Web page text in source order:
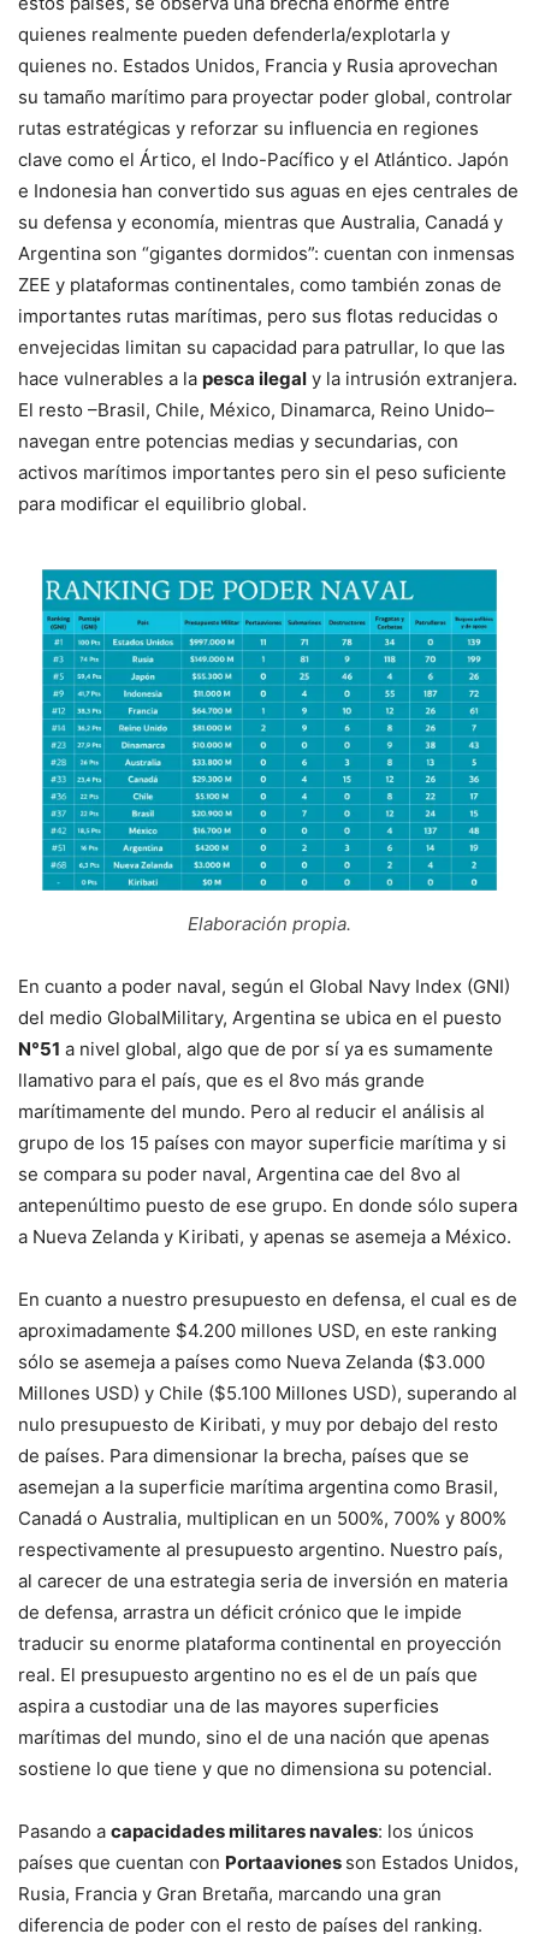
quienes realmente pueden defenderla/explotarla y
quienes no. Estados Unidos, Francia y Rusia aprovechan
su tamaño marítimo para proyectar poder global, controlar
rutas estratégicas y reforzar su influencia en regiones
clave como el Ártico, el Indo-Pacífico y el Atlántico. Japón
e Indonesia han convertido sus aguas en ejes centrales de
su defensa y economía, mientras que Australia, Canadá y
Argentina son “gigantes dormidos”: cuentan con inmensas
ZEE y plataformas continentales, como también zonas de
importantes rutas marítimas, pero sus flotas reducidas o
envejecidas limitan su capacidad para patrullar, lo que las
hace vulnerables a la pesca ilegal y la intrusión extranjera.
El resto –Brasil, Chile, México, Dinamarca, Reino Unido–
navegan entre potencias medias y secundarias, con
activos marítimos importantes pero sin el peso suficiente
para modificar el equilibrio global.
Elaboración propia.
En cuanto a poder naval, según el Global Navy Index (GNI)
del medio GlobalMilitary, Argentina se ubica en el puesto
N°51 a nivel global, algo que de por sí ya es sumamente
llamativo para el país, que es el 8vo más grande
marítimamente del mundo. Pero al reducir el análisis al
grupo de los 15 países con mayor superficie marítima y si
se compara su poder naval, Argentina cae del 8vo al
antepenúltimo puesto de ese grupo. En donde sólo supera
a Nueva Zelanda y Kiribati, y apenas se asemeja a México.
En cuanto a nuestro presupuesto en defensa, el cual es de
aproximadamente $4.200 millones USD, en este ranking
sólo se asemeja a países como Nueva Zelanda ($3.000
Millones USD) y Chile ($5.100 Millones USD), superando al
nulo presupuesto de Kiribati, y muy por debajo del resto
de países. Para dimensionar la brecha, países que se
asemejan a la superficie marítima argentina como Brasil,
Canadá o Australia, multiplican en un 500%, 700% y 800%
respectivamente al presupuesto argentino. Nuestro país,
al carecer de una estrategia seria de inversión en materia
de defensa, arrastra un déficit crónico que le impide
traducir su enorme plataforma continental en proyección
real. El presupuesto argentino no es el de un país que
aspira a custodiar una de las mayores superficies
marítimas del mundo, sino el de una nación que apenas
sostiene lo que tiene y que no dimensiona su potencial.
Pasando a capacidades militares navales: los únicos
países que cuentan con Portaaviones son Estados Unidos,
Rusia, Francia y Gran Bretaña, marcando una gran
diferencia de poder con el resto de países del ranking.